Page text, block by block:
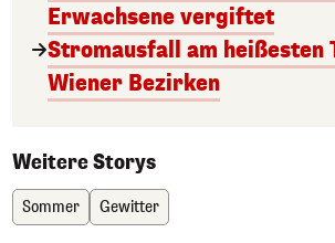
Erwachsene vergiftet
Stromausfall am heißesten
Wiener Bezirken
Weitere Storys
Sommer Gewitter